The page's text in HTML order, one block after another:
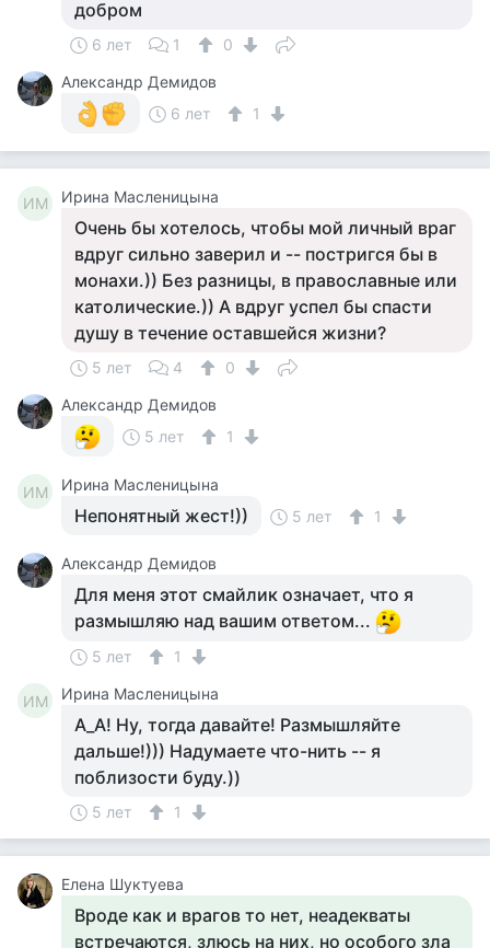
добром
6 лет 1
0
Александр Демидов
6 лет
1
ИМ Ирина Масленицына
Очень бы хотелось, чтобы мой личный враг
вдруг сильно заверил и -- постригся бы в
монахи.)) Без разницы, в православные или
католические.)) А вдруг успел бы спасти
душу в течение оставшейся жизни?
5 лет 4
0
Александр Демидов
5 лет
1
ИМ Ирина Масленицына
Непонятный жест!)) 5 лет 1
Александр Демидов
Для меня этот смайлик означает, что я
размышляю над вашим ответом...
5 лет 1
ИМ Ирина Масленицына
А_А! Ну, тогда давайте! Размышляйте
дальше!))) Надумаете что-нить -- я
поблизости буду.))
5 лет 1
Елена Шуктуева
Вроде как и врагов то нет, неадекваты
встречаются, злюсь на них, но особого зла